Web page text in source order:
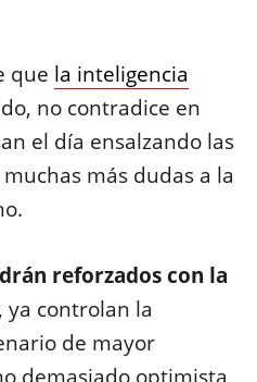
que la inteligencia
no contradice en
el día ensalzando las
más dudas a la
reforzados con la
controlan la
de mayor